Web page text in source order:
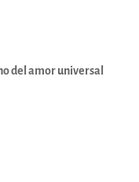
del amor universal